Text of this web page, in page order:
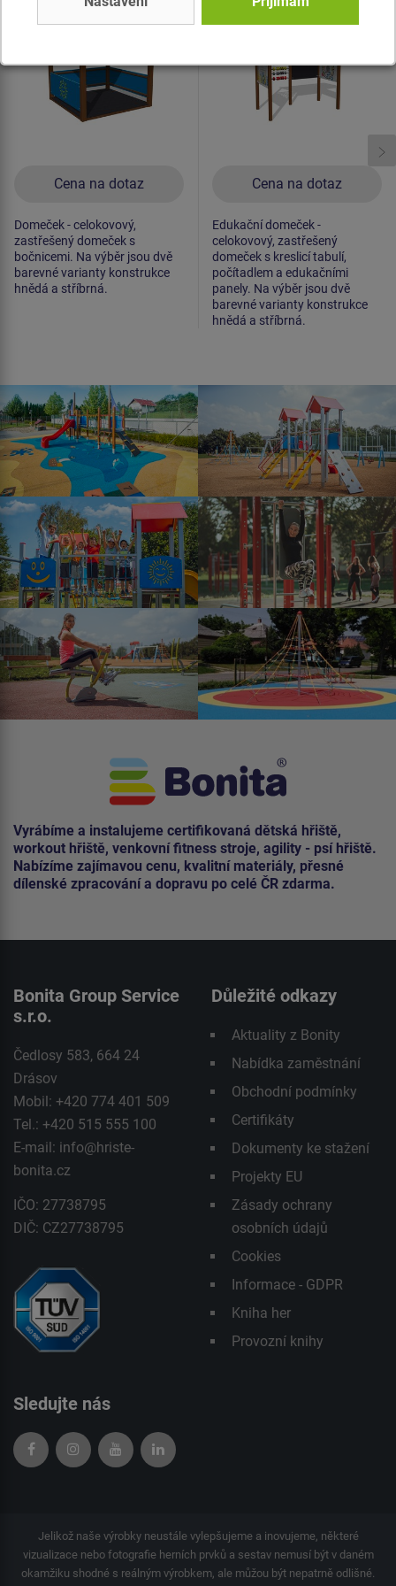
Cena na dotaz
Novinka
Domeček - celokovový,
zastřešený domeček s
bočnicemi. Na výběr jsou dvě
barevné varianty konstrukce
hnědá a stříbrná.
Cena na dotaz
Novinka
Edukační domeček -
celokovový, zastřešený
domeček s kreslicí tabulí,
počítadlem a edukačními
panely. Na výběr jsou dvě
barevné varianty konstrukce
hnědá a stříbrná.
Vyrábíme a instalujeme certifikovaná dětská hřiště,
workout hřiště, venkovní fitness stroje, agility - psí hřiště.
Nabízíme zajímavou cenu, kvalitní materiály, přesné
dílenské zpracování a dopravu po celé ČR zdarma.
Bonita Group Service
s.r.o.
Čedlosy 583, 664 24
Drásov
Mobil: +420 774 401 509
Tel.: +420 515 555 100
E-mail: info@hriste-
bonita.cz
IČO: 27738795
DIČ: CZ27738795
Důležité odkazy
Aktuality z Bonity
Nabídka zaměstnání
Obchodní podmínky
Certifikáty
Dokumenty ke stažení
Projekty EU
Zásady ochrany
osobních údajů
Cookies
Informace - GDPR
Kniha her
Provozní knihy
Sledujte nás
Jelikož naše výrobky neustále vylepšujeme a inovujeme, některé
vizualizace nebo fotografie herních prvků a sestav nemusí být v daném
okamžiku shodné s reálným výrobkem, ale můžou být nepatrně odlišné.